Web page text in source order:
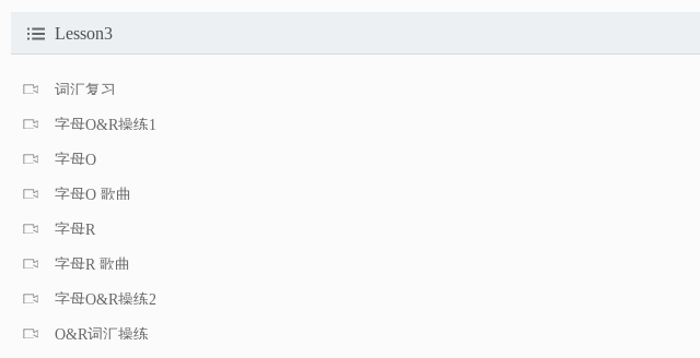
Lesson3
词汇复习
字母Q&R操练1
字母Q
字母Q 歌曲
字母R
字母R 歌曲
字母Q&R操练2
Q&R词汇操练